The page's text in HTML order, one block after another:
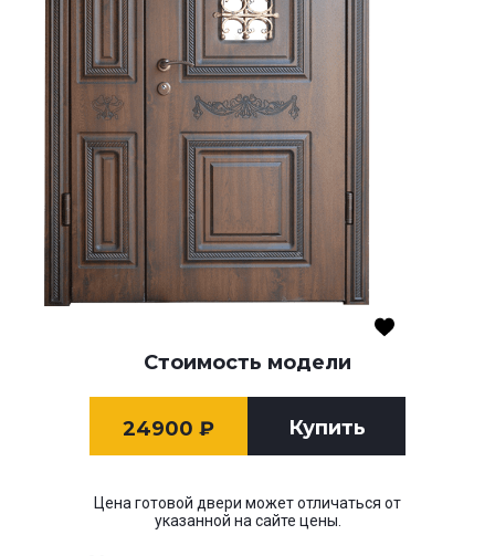
Стоимость модели
24900 ₽ Купить
Цена готовой двери может отличаться от
указанной на сайте цены.